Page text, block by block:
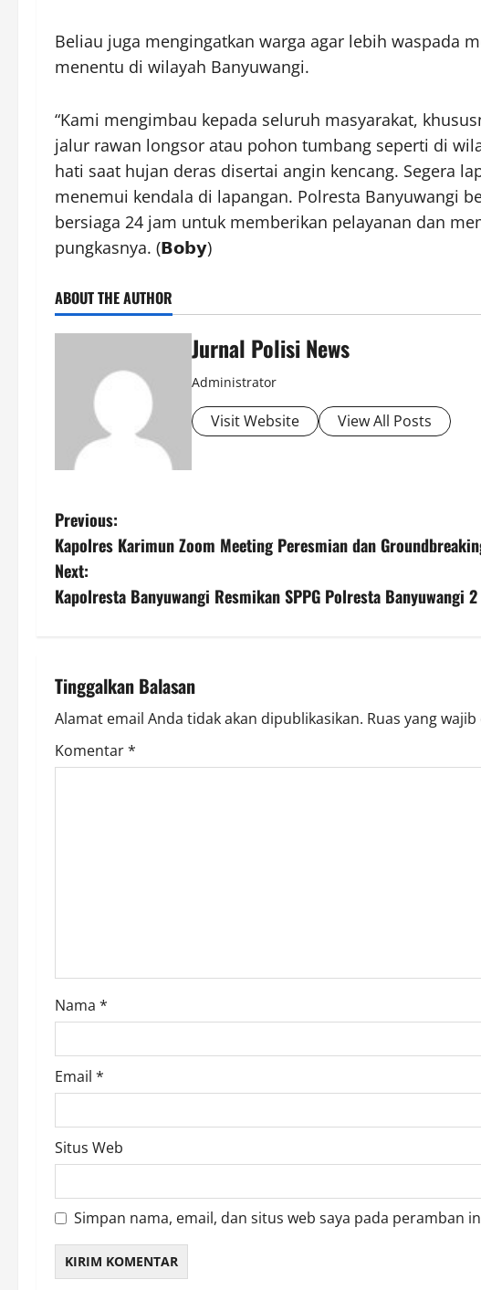
Beliau juga mengingatkan warga agar lebih waspada
menentu di wilayah Banyuwangi.
“Kami mengimbau kepada seluruh masyarakat,
jalur rawan longsor atau pohon tumbang seperti di
hati saat hujan deras disertai angin kencang. Segera
menemui kendala di lapangan. Polresta Banyuwangi
bersiaga 24 jam untuk memberikan pelayanan dan
pungkasnya. (𝗕𝗼𝗯𝘆)
ABOUT THE AUTHOR
Jurnal Polisi News
Administrator
Visit Website View All Posts
P
o
s
n
a
v
o
n
Previous:
Kapolres Karimun Zoom Meeting Peresmian dan
Next:
Kapolresta Banyuwangi Resmikan SPPG Polresta Banyuwangi
Tinggalkan Balasan
Alamat email Anda tidak akan dipublikasikan. Ruas yang
Komentar*
Nama *
Email *
Situs Web
Simpan nama, email, dan situs web saya pada peramban